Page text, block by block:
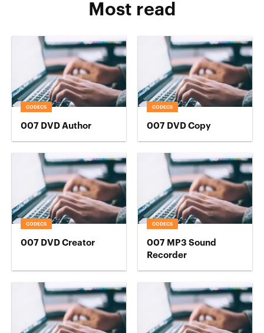
Most read
CODECS
007 DVD Author
CODECS
007 DVD Copy
CODECS
007 DVD Creator
CODECS
007 MP3 Sound
Recorder